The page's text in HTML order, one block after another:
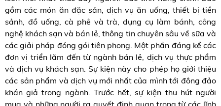
gồm các món ăn đặc sản, dịch vụ ăn uống, thiết bị tiền
sảnh, đồ uống, cà phê và trà, dụng cụ làm bánh, công
nghệ khách sạn và bán lẻ, thông tin chuyên sâu về sữa và
các giải pháp đóng gói tiên phong. Một phần đáng kể các
đơn vị triển lãm đến từ ngành bán lẻ, dịch vụ thực phẩm
và dịch vụ khách sạn. Sự kiện này cho phép họ giới thiệu
các sản phẩm và dịch vụ mới nhất của mình tới đông đảo
khán giả trong ngành. Trước hết, sự kiện thu hút người